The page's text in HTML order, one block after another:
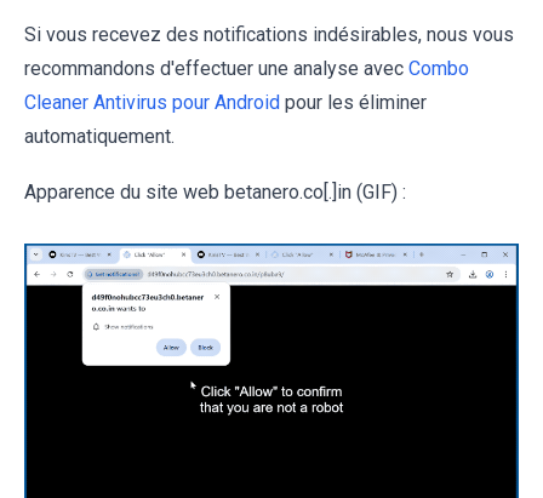
Si vous recevez des notifications indésirables, nous vous
recommandons d'effectuer une analyse avec Combo
Cleaner Antivirus pour Android pour les éliminer
automatiquement.
Apparence du site web betanero.co[.]in (GIF) :